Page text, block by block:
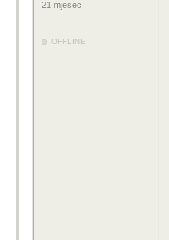
21 mjesec
OFFLINE